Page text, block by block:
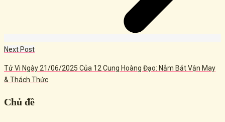
Next Post
Tử Vi Ngày 21/06/2025 Của 12 Cung Hoàng Đạo: Nắm Bắt Vận May
& Thách Thức
Chủ đề